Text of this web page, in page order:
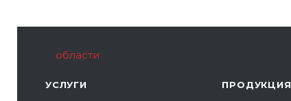
УСЛУГИ ПРОДУКЦИЯ